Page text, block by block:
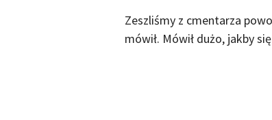
Zeszliśmy z cmentarza
mówił. Mówił dużo, jakby